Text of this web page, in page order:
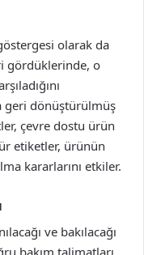
olarak da
gördüklerinde, o
geri dönüştürülmüş
çevre dostu ürün
etiketler, ürünün
kararlarını etkiler.
ve bakılacağı
bakım talimatları,